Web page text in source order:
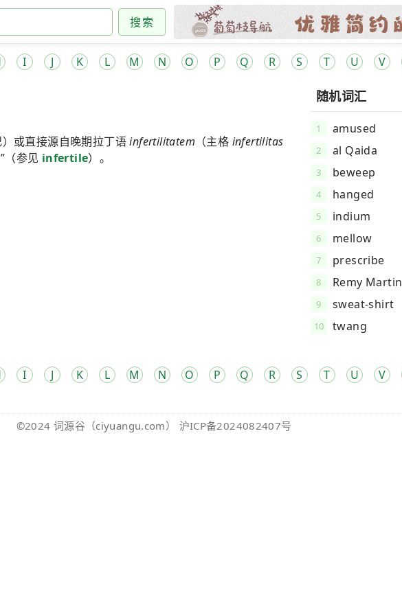
搜索
I J K L M N O P Q R S T U V
）或直接源自晚期拉丁语infertilitatem （主格 infertilitas
（参见 infertile）。
随机词汇
1 amused
2 al Qaida
3 beweep
4 hanged
5 indium
6 mellow
7 prescribe
8 Remy Martin
9 sweat-shirt
10 twang
I J K L M N O P Q R S T U V
©2024 词源谷 （ciyuangu.com） 沪ICP备2024082407号